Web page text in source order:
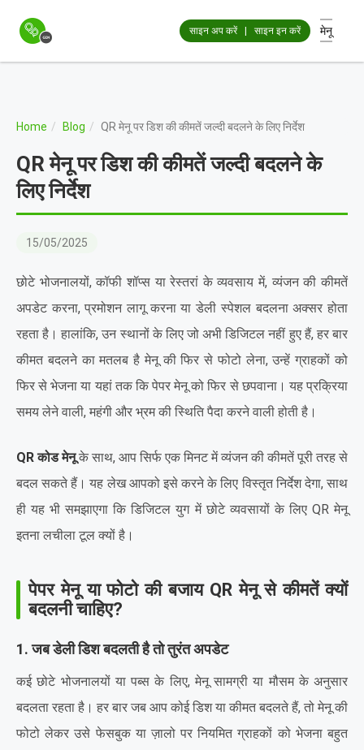
साइन अप करें| साइन इन करें मेनू
Home Blog QR मेनू पर डिश की कीमतें जल्दी बदलने के लिए निर्देश
QR मेनू पर डिश की कीमतें जल्दी बदलने के
लिए निर्देश
15/05/2025
छोटे भोजनालयों, कॉफी शॉप्स या रेस्तरां के व्यवसाय में, व्यंजन की कीमतें
अपडेट करना, प्रमोशन लागू करना या डेली स्पेशल बदलना अक्सर होता
रहता है। हालांकि, उन स्थानों के लिए जो अभी डिजिटल नहीं हुए हैं, हर बार
कीमत बदलने का मतलब है मेनू की फिर से फोटो लेना, उन्हें ग्राहकों को
फिर से भेजना या यहां तक कि पेपर मेनू को फिर से छपवाना। यह प्रक्रिया
समय लेने वाली, महंगी और भ्रम की स्थिति पैदा करने वाली होती है।
QR कोड मेनूके साथ, आप सिर्फ एक मिनट में व्यंजन की कीमतें पूरी तरह से
बदल सकते हैं। यह लेख आपको इसे करने के लिए विस्तृत निर्देश देगा, साथ
ही यह भी समझाएगा कि डिजिटल युग में छोटे व्यवसायों के लिए QR मेनू
इतना लचीला टूल क्यों है।
पेपर मेनू या फोटो की बजाय QR मेनू से कीमतें क्यों
बदलनी चाहिए?
1. जब डेली डिश बदलती है तो तुरंत अपडेट
कई छोटे भोजनालयों या पब्स के लिए, मेनू सामग्री या मौसम के अनुसार
बदलता रहता है। हर बार जब आप कोई डिश या कीमत बदलते हैं, तो मेनू की
फोटो लेकर उसे फेसबुक या ज़ालो पर नियमित ग्राहकों को भेजना बहुत